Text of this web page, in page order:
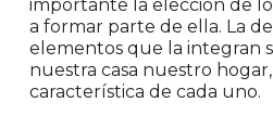
importante la elección de
a formar parte de ella. La
elementos que la integran
nuestra casa nuestro
característica de cada uno.